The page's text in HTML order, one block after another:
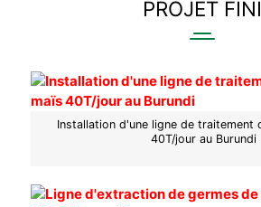
PROJET FINI
Installation d'une ligne de traitement
40T/jour au Burundi